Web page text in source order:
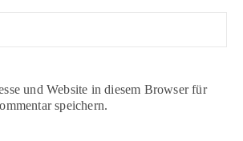
und Website in diesem Browser für
speichern.